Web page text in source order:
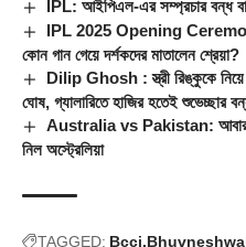
IPL: আইপিএল-এর সম্প্রচার বন্ধ
IPL 2025 Opening
কোন গান গেয়ে দর্শকদের মাতালেন শ্রেয়া?
Dilip Ghosh : স্ত্রী রিঙ্কুকে নিয়ে
ঘোষ, গ্যালারিতে হাজির হতেই শুভেচ্ছার
Australia vs Pakistan: আবারও
নিল অস্ট্রেলিয়া
TAGGED: Bcci